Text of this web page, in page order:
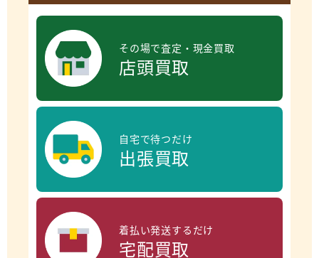
その場で査定・現金買取
店頭買取
自宅で待つだけ
出張買取
着払い発送するだけ
宅配買取